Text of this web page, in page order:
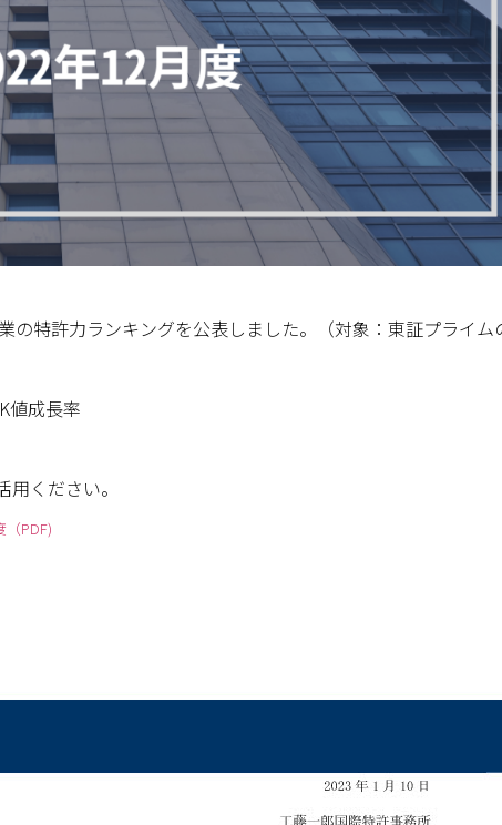
の特許力ランキングを公表しました。（対象： 東証プライム
値成長率
ください。
PDF)